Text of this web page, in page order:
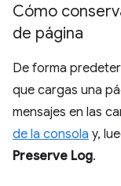
Cómo
de página
De forma
que cargas una
mensajes en las
de la consola y,
Preserve Log.